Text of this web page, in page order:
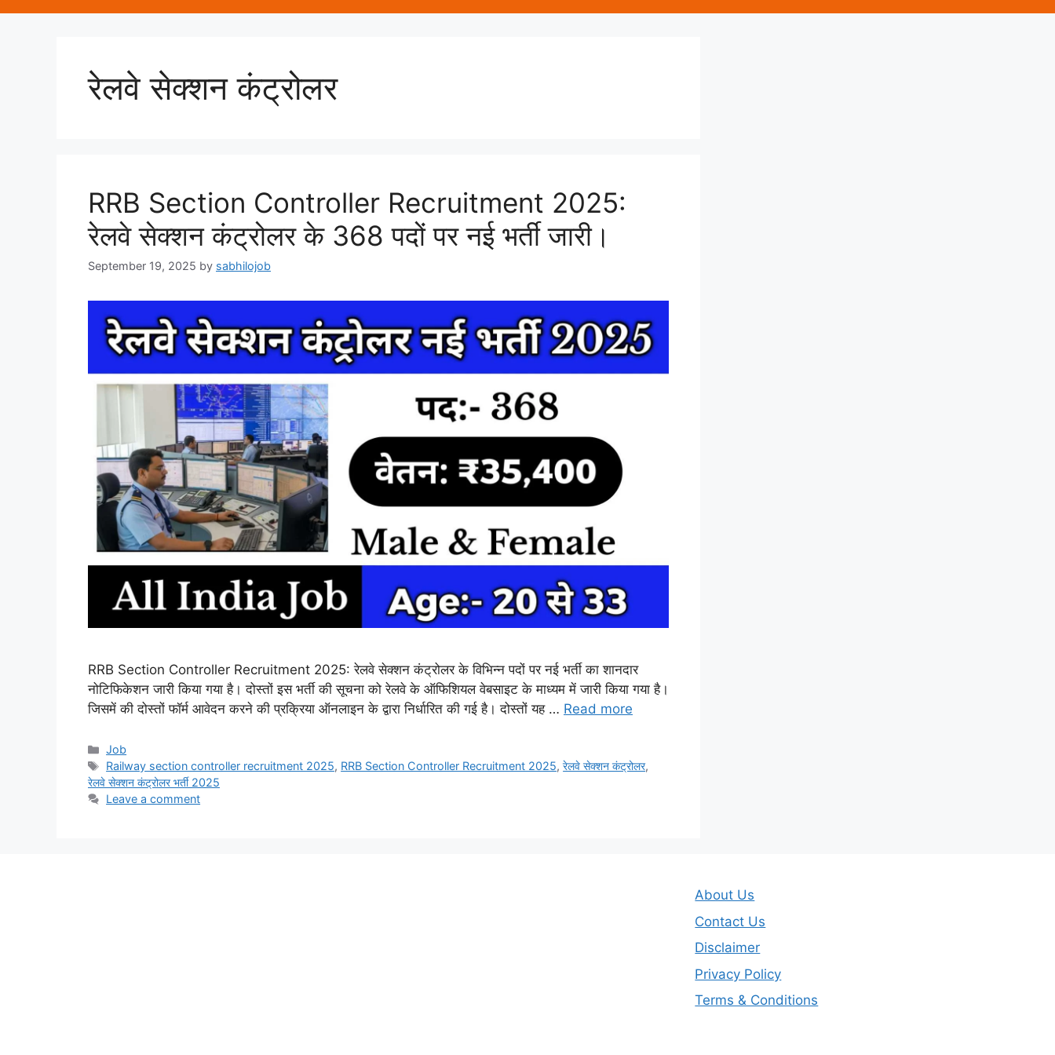
रेलवे सेक्शन कंट्रोलर
RRB Section Controller Recruitment 2025:
रेलवे सेक्शन कंट्रोलर के 368 पदों पर नई भर्ती जारी।
September 19, 2025 by sabhilojob
RRB Section Controller Recruitment 2025: रेलवे सेक्शन कंट्रोलर के विभिन्न पदों पर नई भर्ती का शानदार
नोटिफिकेशन जारी किया गया है। दोस्तों इस भर्ती की सूचना को रेलवे के ऑफिशियल वेबसाइट के माध्यम में जारी किया गया है।
जिसमें की दोस्तों फॉर्म आवेदन करने की प्रक्रिया ऑनलाइन के द्वारा निर्धारित की गई है। दोस्तों यह … Read more
Categories
Job
Tags
Railway section controller recruitment 2025, RRB Section Controller Recruitment 2025,रेलवे सेक्शन कंट्रोलर,
रेलवे सेक्शन कंट्रोलर भर्ती 2025
Leave a comment
About Us
Contact Us
Disclaimer
Privacy Policy
Terms & Conditions